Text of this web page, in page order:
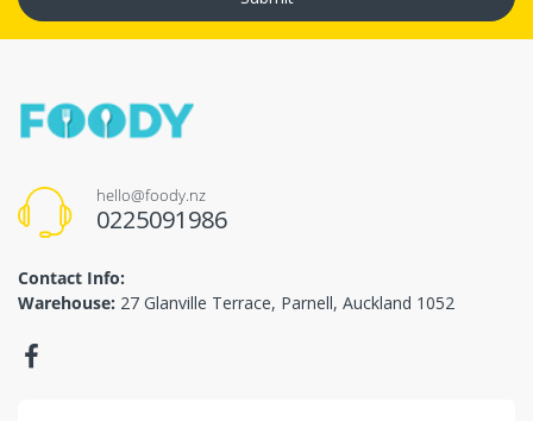
hello@foody.nz
0225091986
Contact Info:
Warehouse: 27 Glanville Terrace, Parnell, Auckland 1052